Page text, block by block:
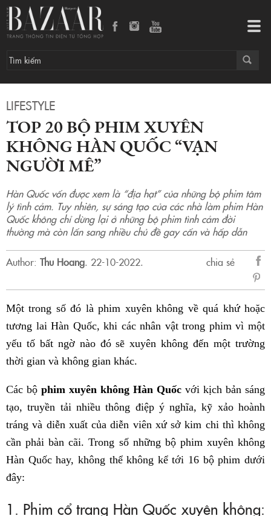
LIFESTYLE
TOP 20 BỘ PHIM XUYÊN
KHÔNG HÀN QUỐC “VẠN
NGƯỜI MÊ”
Hàn Quốc vốn được xem là “địa hạt” của những bộ phim tâm
lý tình cảm. Tuy nhiên, sự sáng tạo của các nhà làm phim Hàn
Quốc không chỉ dừng lại ở những bộ phim tình cảm đời
thường mà còn lấn sang nhiều chủ đề gay cấn và hấp dẫn
Author: Thu Hoang. 22-10-2022.
chia sẻ
sẻ
Một trong số đó là phim xuyên không về quá khứ hoặc
tương lai Hàn Quốc, khi các nhân vật trong phim vì một
yếu tố bất ngờ nào đó sẽ xuyên không đến một trường
thời gian và không gian khác.
Các bộ phim xuyên không Hàn Quốc với kịch bản sáng
tạo, truyền tải nhiều thông điệp ý nghĩa, kỹ xảo hoành
tráng và diễn xuất của diễn viên xứ sở kim chi thì không
cần phải bàn cãi. Trong số những bộ phim xuyên không
Hàn Quốc hay, không thể không kể tới 16 bộ phim dưới
đây:
1. Phim cổ trang Hàn Quốc xuyên không: